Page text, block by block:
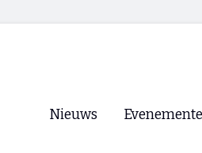
Nieuws